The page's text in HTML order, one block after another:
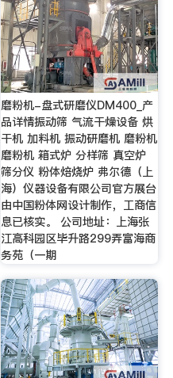
磨粉机-盘式研磨仪DM400_产
品详情振动筛 气流干燥设备 烘
干机 加料机 振动研磨机 磨粉机
磨粉机 箱式炉 分样筛 真空炉
筛分仪 粉体焙烧炉 弗尔德（上
海）仪器设备有限公司官方展台
由中国粉体网设计制作，工商信
息已核实。 公司地址：上海张
江高科园区毕升路299弄富海商
务苑（一期